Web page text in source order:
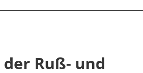
Ruß- und